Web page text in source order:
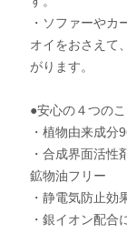
・ソファーやカ
オイをおさえて
がります。
●安心の４つの
・植物由来成分
・合成界面活性
鉱物油フリー
・静電気防止効
・銀イオン配合